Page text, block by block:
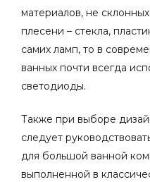
материалов, не
плесени – стекла,
самих ламп, то в
ванных почти всегда
светодиоды.
Также при выборе
следует
для большой ванной
выполненной в